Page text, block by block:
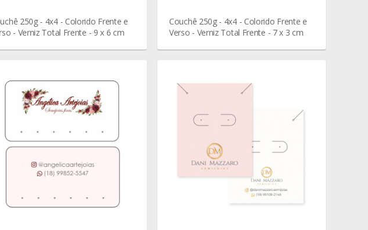
250g - 4x4 - Colorido Frente e
- Verniz Total Frente - 9 x 6 cm
Couchê 250g - 4x4 - Colorido Frente e
Verso - Verniz Total Frente - 7 x 3 cm